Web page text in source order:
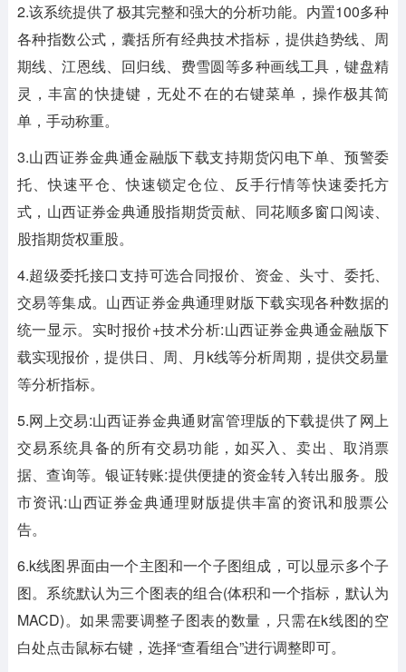
2.该系统提供了极其完整和强大的分析功能。内置100多种
各种指数公式，囊括所有经典技术指标，提供趋势线、周
期线、江恩线、回归线、费雪圆等多种画线工具，键盘精
灵，丰富的快捷键，无处不在的右键菜单，操作极其简
单，手动称重。
3.山西证券金典通金融版下载支持期货闪电下单、预警委
托、快速平仓、快速锁定仓位、反手行情等快速委托方
式，山西证券金典通股指期货贡献、同花顺多窗口阅读、
股指期货权重股。
4.超级委托接口支持可选合同报价、资金、头寸、委托、
交易等集成。山西证券金典通理财版下载实现各种数据的
统一显示。实时报价+技术分析:山西证券金典通金融版下
载实现报价，提供日、周、月k线等分析周期，提供交易量
等分析指标。
5.网上交易:山西证券金典通财富管理版的下载提供了网上
交易系统具备的所有交易功能，如买入、卖出、取消票
据、查询等。银证转账:提供便捷的资金转入转出服务。股
市资讯:山西证券金典通理财版提供丰富的资讯和股票公
告。
6.k线图界面由一个主图和一个子图组成，可以显示多个子
图。系统默认为三个图表的组合(体积和一个指标，默认为
MACD)。如果需要调整子图表的数量，只需在k线图的空
白处点击鼠标右键，选择“查看组合”进行调整即可。